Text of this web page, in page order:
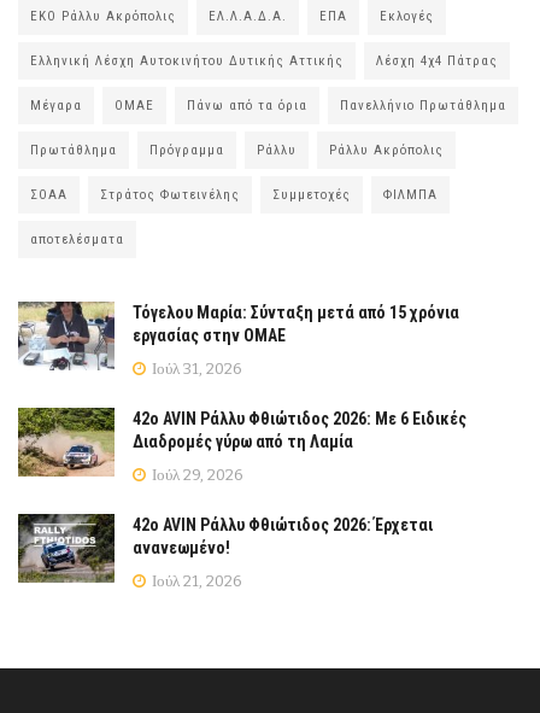
ΕΚΟ Ράλλυ Ακρόπολις ΕΛ.Λ.Α.Δ.Α. ΕΠΑ Εκλογές
Ελληνική Λέσχη Αυτοκινήτου Δυτικής Αττικής Λέσχη 4χ4 Πάτρας
Μέγαρα ΟΜΑΕ Πάνω από τα όρια Πανελλήνιο Πρωτάθλημα
Πρωτάθλημα Πρόγραμμα Ράλλυ Ράλλυ Ακρόπολις
ΣΟΑΑ Στράτος Φωτεινέλης Συμμετοχές ΦΙΛΜΠΑ
αποτελέσματα
Τόγελου Μαρία: Σύνταξη μετά από 15 χρόνια
εργασίας στην ΟΜΑΕ
Ιούλ 31, 2026
42ο AVIN Ράλλυ Φθιώτιδος 2026: Με 6 Ειδικές
Διαδρομές γύρω από τη Λαμία
Ιούλ 29, 2026
42ο AVIN Ράλλυ Φθιώτιδος 2026: Έρχεται
ανανεωμένο!
Ιούλ 21, 2026